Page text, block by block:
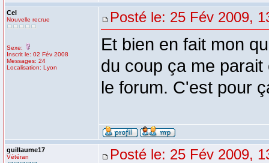
Cel
Nouvelle recrue
Sexe:
Inscrit le: 02 Fév 2008
Messages: 24
Localisation: Lyon
Posté le: 25 Fév 2009,
Et bien en fait mon
du coup ça me
le forum. C'est pour
guillaume17
Vétéran Posté le: 25 Fév 2009,